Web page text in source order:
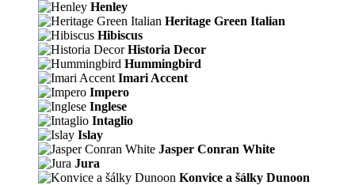
Henley
Heritage Green Italian
Hibiscus
Historia Decor
Hummingbird
Imari Accent
Impero
Inglese
Intaglio
Islay
Jasper Conran White
Jura
Konvice a šálky Dunoon